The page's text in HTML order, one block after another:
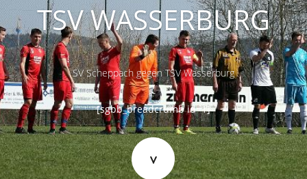
TSV WASSERBURG
SV Scheppach gegen TSV Wasserburg
[sgbb_breadcrumb id=1]